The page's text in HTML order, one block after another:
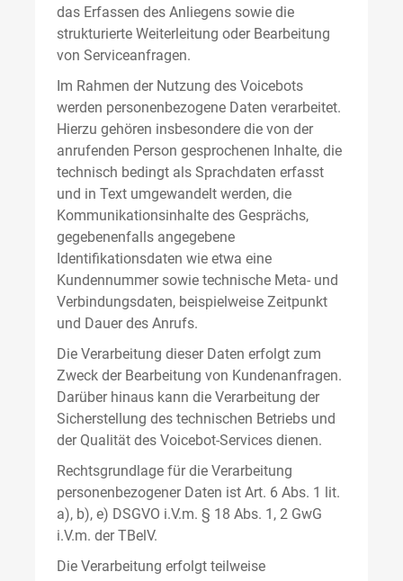
das Erfassen des Anliegens sowie die
strukturierte Weiterleitung oder Bearbeitung
von Serviceanfragen.
Im Rahmen der Nutzung des Voicebots
werden personenbezogene Daten verarbeitet.
Hierzu gehören insbesondere die von der
anrufenden Person gesprochenen Inhalte, die
technisch bedingt als Sprachdaten erfasst
und in Text umgewandelt werden, die
Kommunikationsinhalte des Gesprächs,
gegebenenfalls angegebene
Identifikationsdaten wie etwa eine
Kundennummer sowie technische Meta- und
Verbindungsdaten, beispielweise Zeitpunkt
und Dauer des Anrufs.
Die Verarbeitung dieser Daten erfolgt zum
Zweck der Bearbeitung von Kundenanfragen.
Darüber hinaus kann die Verarbeitung der
Sicherstellung des technischen Betriebs und
der Qualität des Voicebot-Services dienen.
Rechtsgrundlage für die Verarbeitung
personenbezogener Daten ist Art. 6 Abs. 1 lit.
a), b), e) DSGVO i.V.m. § 18 Abs. 1, 2 GwG
i.V.m. der TBelV.
Die Verarbeitung erfolgt teilweise